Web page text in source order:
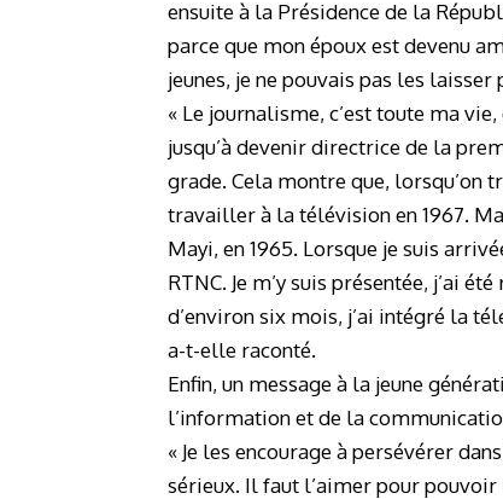
ensuite à la Présidence de la
parce que mon époux est devenu
jeunes, je ne pouvais pas les
« Le journalisme, c’est toute ma
jusqu’à devenir directrice de la
grade. Cela montre que, lorsqu’on
travailler à la télévision en 1967.
Mayi, en 1965. Lorsque je suis
RTNC. Je m’y suis présentée, j’ai
d’environ six mois, j’ai intégré la
a-t-elle raconté.
Enfin, un message à la jeune
l’information et de la
« Je les encourage à persévérer
sérieux. Il faut l’aimer pour pouvoir